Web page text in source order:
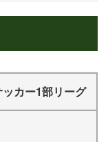
カー1部リーグ